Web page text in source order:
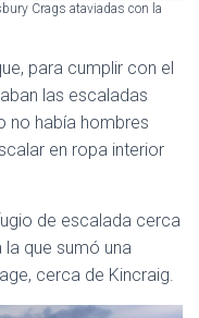
Crags ataviadas con la
para cumplir con el
las escaladas
no había hombres
en ropa interior
de escalada cerca
que sumó una
cerca de Kincraig.